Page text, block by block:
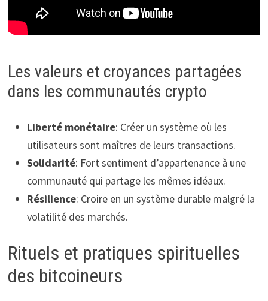
Les valeurs et croyances partagées
dans les communautés crypto
Liberté monétaire: Créer un système où les
utilisateurs sont maîtres de leurs transactions.
Solidarité: Fort sentiment d’appartenance à une
communauté qui partage les mêmes idéaux.
Résilience: Croire en un système durable malgré la
volatilité des marchés.
Rituels et pratiques spirituelles
des bitcoineurs